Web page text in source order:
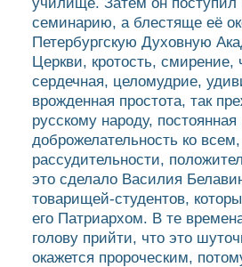
семинарию, а блестяще её
Петербургскую Духовную
Церкви, кротость, смирение,
сердечная, целомудрие,
врожденная простота, так
русскому народу, постоянная
доброжелательность ко
рассудительности,
это сделало Василия
товарищей-студентов,
его Патриархом. В те
голову прийти, что это
окажется пророческим,